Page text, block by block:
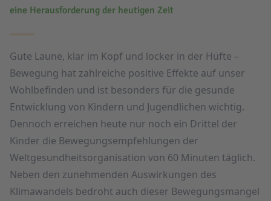
eine Herausforderung der heutigen Zeit
Gute Laune, klar im Kopf und locker in der Hüfte –
Bewegung hat zahlreiche positive Effekte auf unser
Wohlbefinden und ist besonders für die gesunde
Entwicklung von Kindern und Jugendlichen wichtig.
Dennoch erreichen heute nur noch ein Drittel der
Kinder die Bewegungsempfehlungen der
Weltgesundheitsorganisation von 60 Minuten täglich.
Neben den zunehmenden Auswirkungen des
Klimawandels bedroht auch dieser Bewegungsmangel